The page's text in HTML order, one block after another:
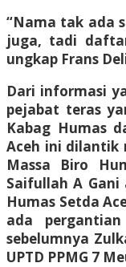
“Nama tak ada
juga, tadi
ungkap Frans
Dari informasi
pejabat teras
Kabag Humas
Aceh ini dilantik
Massa Biro
Saifullah A Gani
Humas Setda
ada
sebelumnya
UPTD PPMG 7